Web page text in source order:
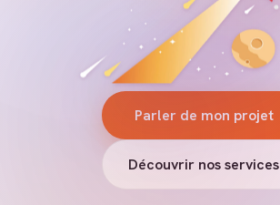
Parler de mon projet
Découvrir nos services